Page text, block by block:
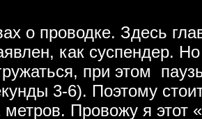
о проводке. Здесь
как суспендер.
при этом
3-6). Поэтому
метров. Провожу я этот